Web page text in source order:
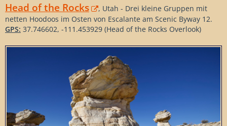
Head of the Rocks
, Utah - Drei kleine Gruppen mit
netten Hoodoos im Osten von Escalante am Scenic Byway 12.
GPS: 37.746602, -111.453929 (Head of the Rocks Overlook)